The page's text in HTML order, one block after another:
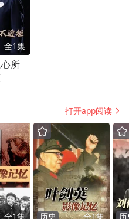
角洲主题是高效生
”和“生态”有矛盾，
保护要求太严了，
，项目就很难招得
这个地区的经济发
难发愁的现象。不
变发展理念，黄河
的作为。应该看到，
对缺乏，生态环境比
发展模式，上一些
的项目，走粗放经
全1集
所
打开app阅读
全1集 历史 全1集